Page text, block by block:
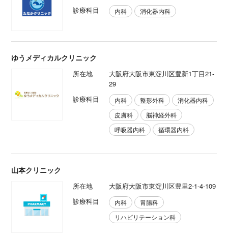
診療科目
内科 消化器内科
ゆうメディカルクリニック
所在地
大阪府大阪市東淀川区豊新1丁目21-
29
診療科目
内科 整形外科
消化器内科
皮膚科
脳神経外科
呼吸器内科
循環器内科
山本クリニック
所在地
大阪府大阪市東淀川区豊里2-1-4-109
診療科目
内科
胃腸科
リハビリテーション科